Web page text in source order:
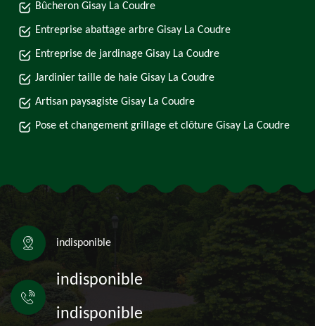
Bûcheron Gisay La Coudre
Entreprise abattage arbre Gisay La Coudre
Entreprise de jardinage Gisay La Coudre
Jardinier taille de haie Gisay La Coudre
Artisan paysagiste Gisay La Coudre
Pose et changement grillage et clôture Gisay La Coudre
indisponible
indisponible
indisponible